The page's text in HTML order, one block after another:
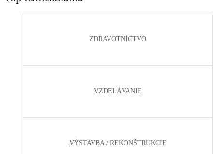
ZDRAVOTNÍCTVO
VZDELÁVANIE
VÝSTAVBA / REKONŠTRUKCIE